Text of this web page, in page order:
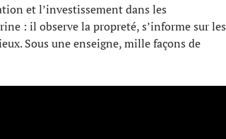
et l’investissement dans les
: il observe la propreté, s’informe sur les
Sous une enseigne, mille façons de